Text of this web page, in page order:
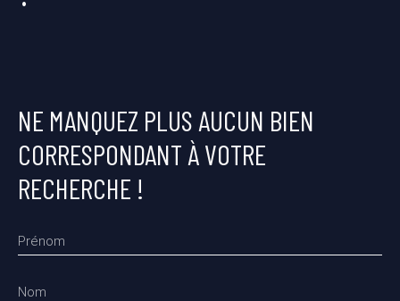
NE MANQUEZ PLUS AUCUN BIEN
CORRESPONDANT À VOTRE
RECHERCHE !
Prénom
Nom